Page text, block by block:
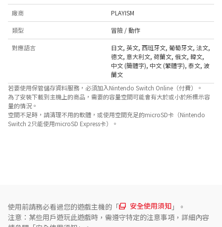
廠商 PLAYISM
類型 冒險 / 動作
對應語言 日文, 英文, 西班牙文, 葡萄牙文, 法文,
德文, 意大利文, 荷蘭文, 俄文, 韓文,
中文 (簡體字), 中文 (繁體字), 泰文, 波
蘭文
若要使用保管儲存資料服務，必須加入Nintendo Switch Online（付費）。
為了安裝下載到主機上的商品，需要的容量空間可能會有大於或小於所標示容
量的情況。
空間不足時，請清理不用的軟體，或使用空間充足的microSD卡（Nintendo
Switch 2只能使用microSD Express卡）。
使用前請務必看過您的遊戲主機的「 安全使用須知 」。
注意：某些用戶遊玩此遊戲時，需遵守特定的注意事項，詳細內容